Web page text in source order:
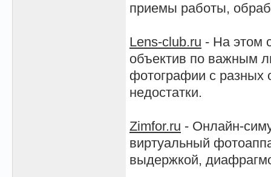
приемы работы,
Lens-club.ru - На этом
объектив по важным
фотографии с разных
недостатки.
Zimfor.ru - Онлайн-
виртуальный
выдержкой,